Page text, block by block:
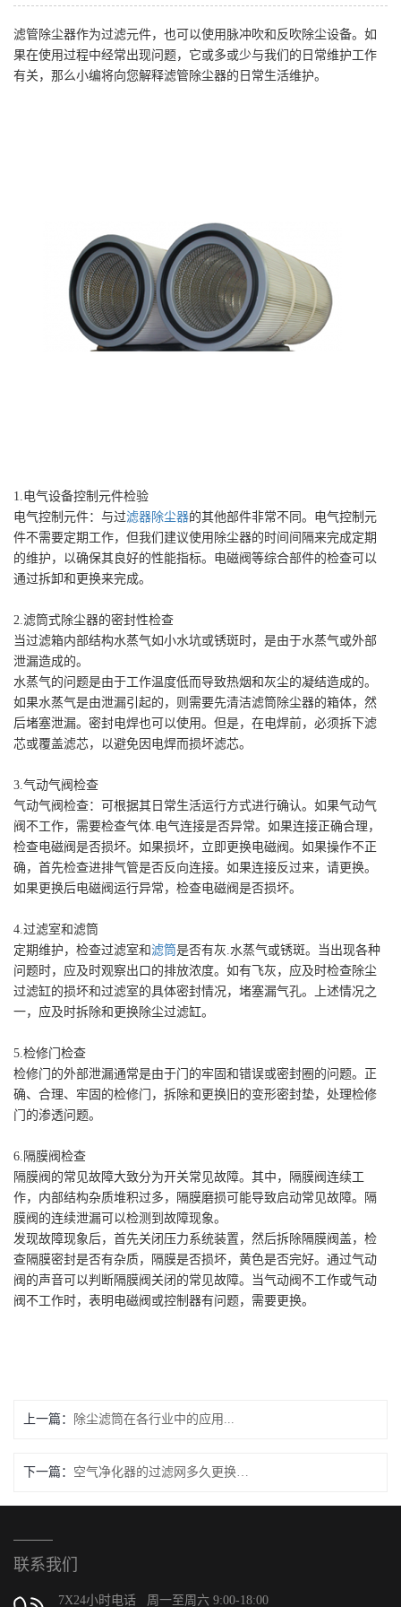
滤管除尘器作为过滤元件，也可以使用脉冲吹和反吹除尘设备。如
果在使用过程中经常出现问题，它或多或少与我们的日常维护工作
有关，那么小编将向您解释滤管除尘器的日常生活维护。
1.电气设备控制元件检验
电气控制元件：与过滤器除尘器的其他部件非常不同。电气控制元
件不需要定期工作，但我们建议使用除尘器的时间间隔来完成定期
的维护，以确保其良好的性能指标。电磁阀等综合部件的检查可以
通过拆卸和更换来完成。
2.滤筒式除尘器的密封性检查
当过滤箱内部结构水蒸气如小水坑或锈斑时，是由于水蒸气或外部
泄漏造成的。
水蒸气的问题是由于工作温度低而导致热烟和灰尘的凝结造成的。
如果水蒸气是由泄漏引起的，则需要先清洁滤筒除尘器的箱体，然
后堵塞泄漏。密封电焊也可以使用。但是，在电焊前，必须拆下滤
芯或覆盖滤芯，以避免因电焊而损坏滤芯。
3.气动气阀检查
气动气阀检查：可根据其日常生活运行方式进行确认。如果气动气
阀不工作，需要检查气体.电气连接是否异常。如果连接正确合理，
检查电磁阀是否损坏。如果损坏，立即更换电磁阀。如果操作不正
确，首先检查进排气管是否反向连接。如果连接反过来，请更换。
如果更换后电磁阀运行异常，检查电磁阀是否损坏。
4.过滤室和滤筒
定期维护，检查过滤室和滤筒是否有灰.水蒸气或锈斑。当出现各种
问题时，应及时观察出口的排放浓度。如有飞灰，应及时检查除尘
过滤缸的损坏和过滤室的具体密封情况，堵塞漏气孔。上述情况之
一，应及时拆除和更换除尘过滤缸。
5.检修门检查
检修门的外部泄漏通常是由于门的牢固和错误或密封圈的问题。正
确、合理、牢固的检修门，拆除和更换旧的变形密封垫，处理检修
门的渗透问题。
6.隔膜阀检查
隔膜阀的常见故障大致分为开关常见故障。其中，隔膜阀连续工
作，内部结构杂质堆积过多，隔膜磨损可能导致启动常见故障。隔
膜阀的连续泄漏可以检测到故障现象。
发现故障现象后，首先关闭压力系统装置，然后拆除隔膜阀盖，检
查隔膜密封是否有杂质，隔膜是否损坏，黄色是否完好。通过气动
阀的声音可以判断隔膜阀关闭的常见故障。当气动阀不工作或气动
阀不工作时，表明电磁阀或控制器有问题，需要更换。
上一篇： 除尘滤筒在各行业中的应用...
下一篇：
联系我们
7X24小时电话 周一至周六 9:00-18:00